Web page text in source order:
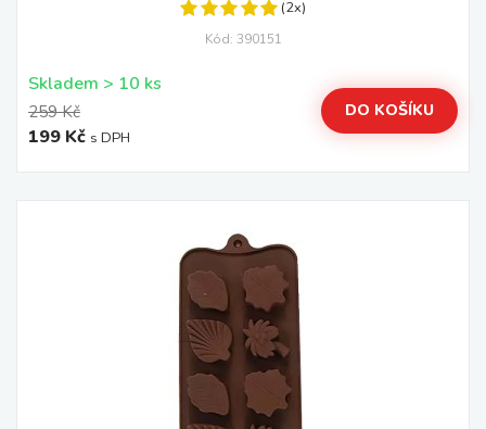
(2x)
Kód: 390151
Skladem > 10 ks
259 Kč
199 Kč s DPH
DO KOŠÍKU